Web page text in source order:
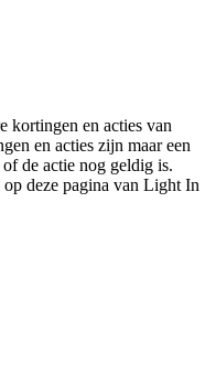
kortingen en acties van
en acties zijn maar een
de actie nog geldig is.
deze pagina van Light In